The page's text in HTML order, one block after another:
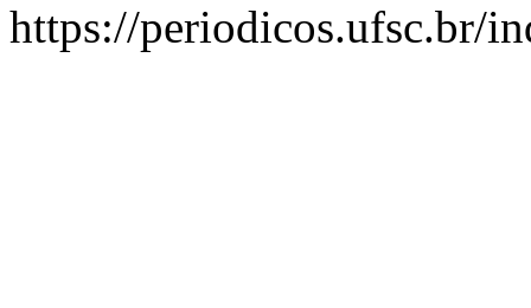
https://periodicos.ufsc.br/